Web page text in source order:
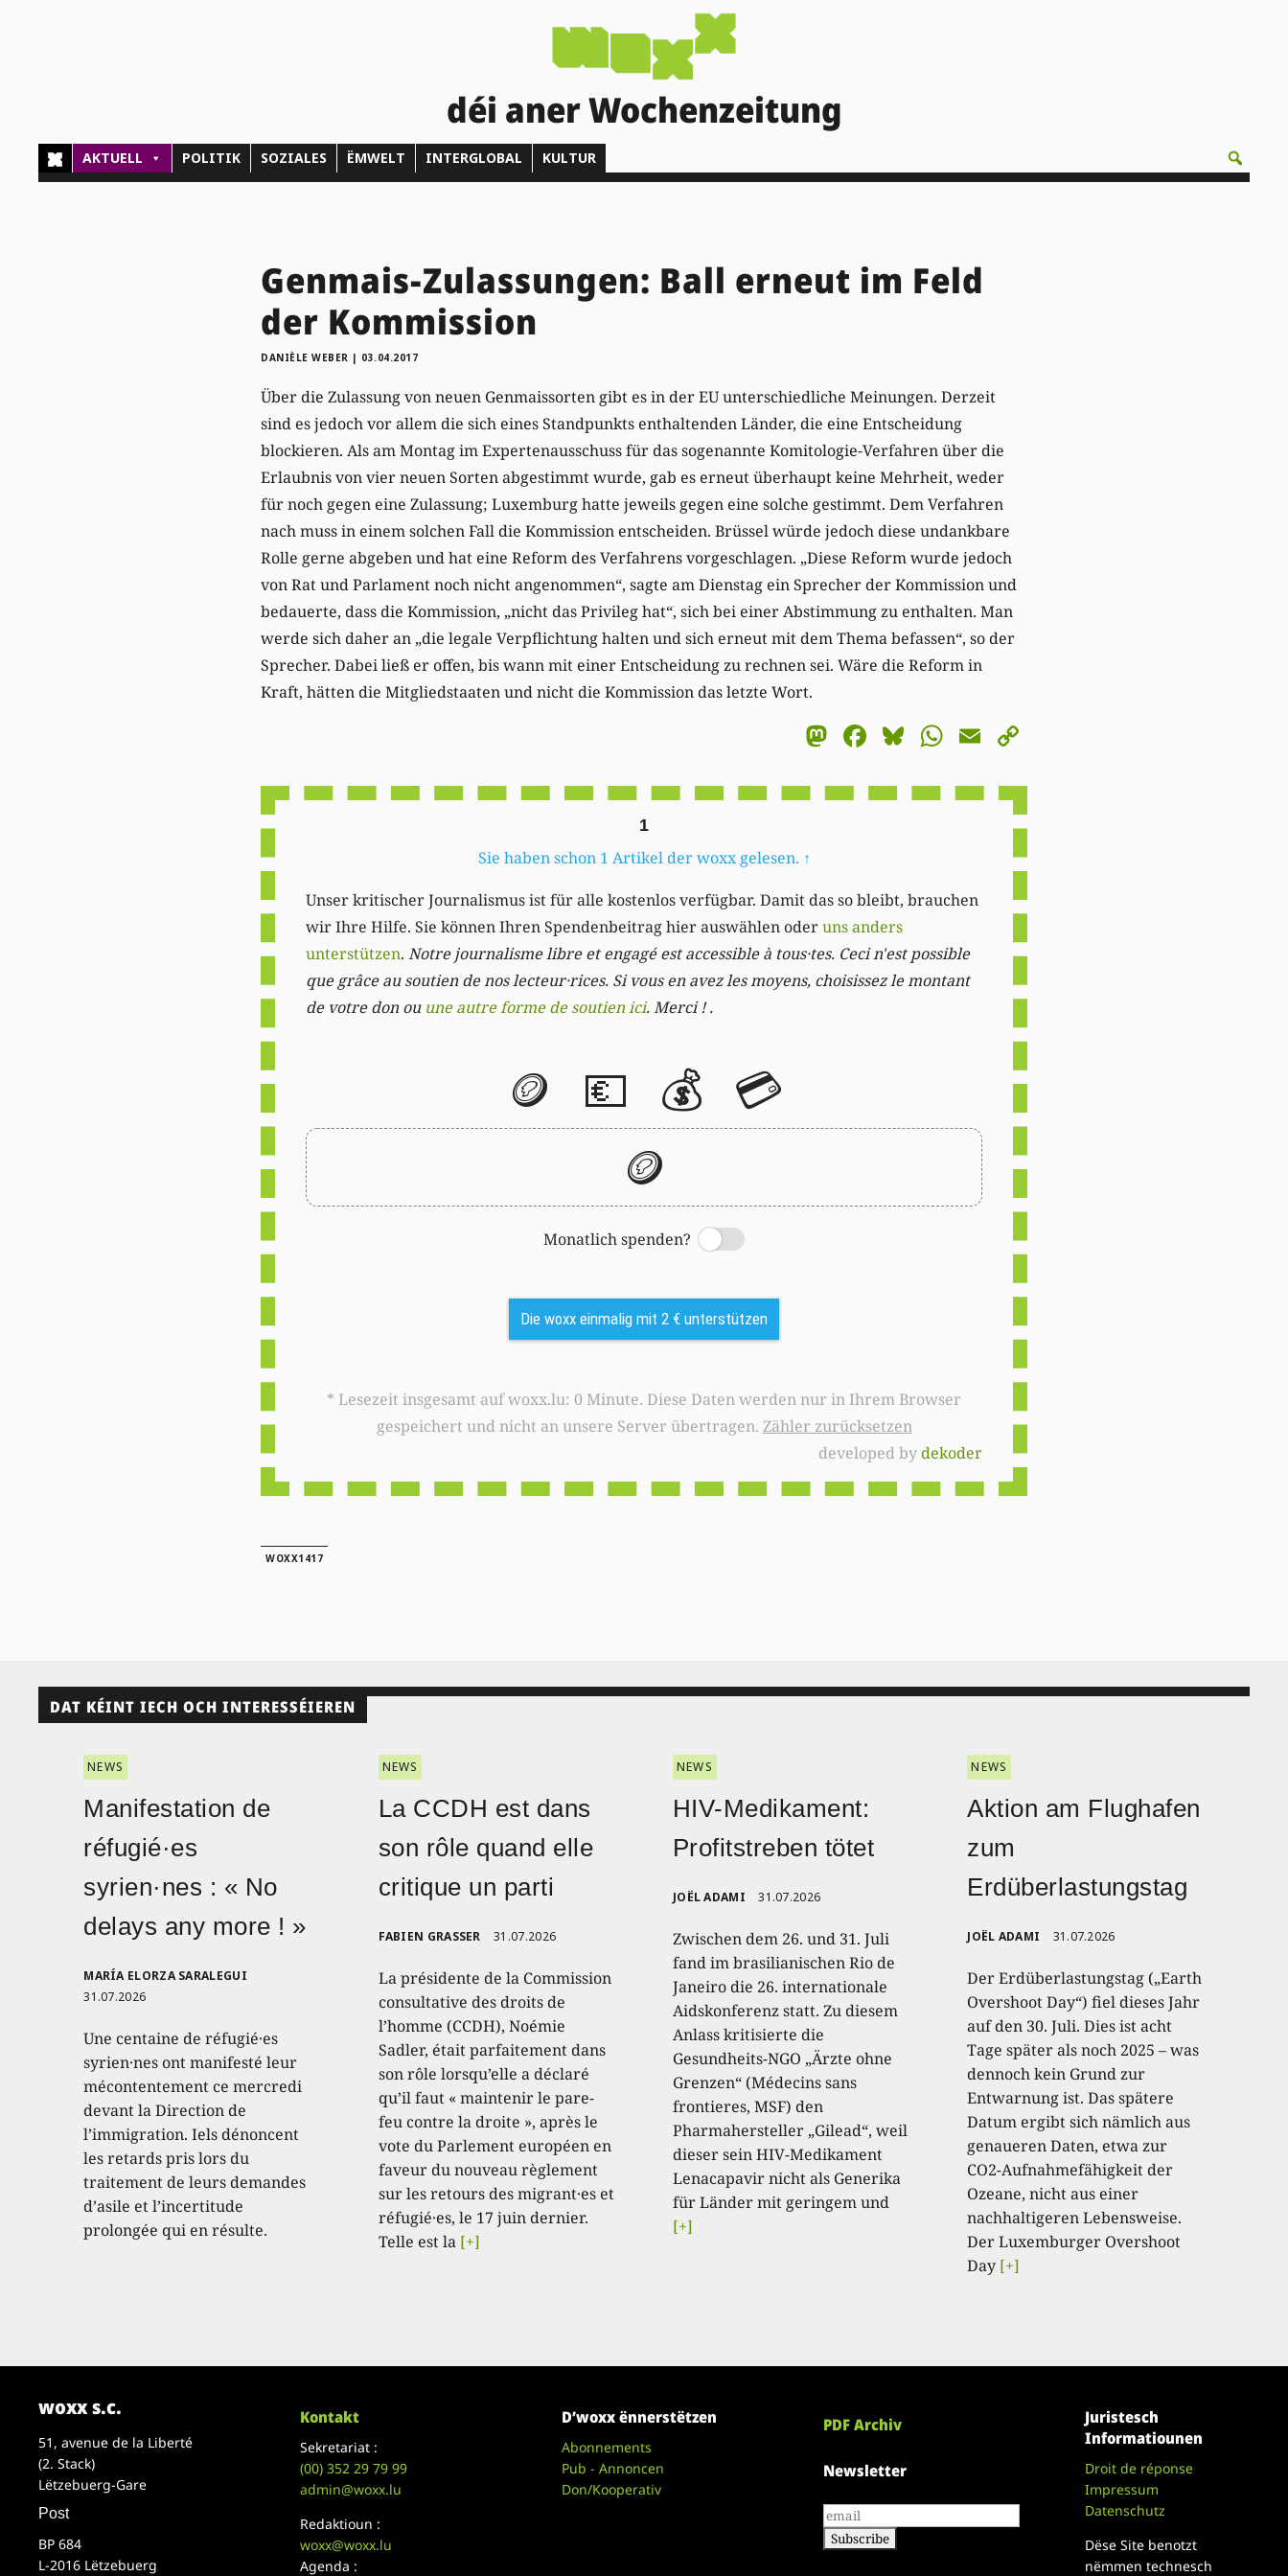
déi aner Wochenzeitung
AKTUELL POLITIK SOZIALES ËMWELT INTERGLOBAL KULTUR
Genmais-Zulassungen: Ball erneut im Feld
der Kommission
DANIÈLE WEBER | 03.04.2017
Über die Zulassung von neuen Genmaissorten gibt es in der EU unterschiedliche Meinungen. Derzeit
sind es jedoch vor allem die sich eines Standpunkts enthaltenden Länder, die eine Entscheidung
blockieren. Als am Montag im Expertenausschuss für das sogenannte Komitologie-Verfahren über die
Erlaubnis von vier neuen Sorten abgestimmt wurde, gab es erneut überhaupt keine Mehrheit, weder
für noch gegen eine Zulassung; Luxemburg hatte jeweils gegen eine solche gestimmt. Dem Verfahren
nach muss in einem solchen Fall die Kommission entscheiden. Brüssel würde jedoch diese undankbare
Rolle gerne abgeben und hat eine Reform des Verfahrens vorgeschlagen. „Diese Reform wurde jedoch
von Rat und Parlament noch nicht angenommen“, sagte am Dienstag ein Sprecher der Kommission und
bedauerte, dass die Kommission, „nicht das Privileg hat“, sich bei einer Abstimmung zu enthalten. Man
werde sich daher an „die legale Verpflichtung halten und sich erneut mit dem Thema befassen“, so der
Sprecher. Dabei ließ er offen, bis wann mit einer Entscheidung zu rechnen sei. Wäre die Reform in
Kraft, hätten die Mitgliedstaaten und nicht die Kommission das letzte Wort.
Mastodon
Facebook
Bluesky
WhatsApp
Email
1
Sie haben schon 1 Artikel der woxx gelesen. ↑
Unser kritischer Journalismus ist für alle kostenlos verfügbar. Damit das so bleibt, brauchen
wir Ihre Hilfe. Sie können Ihren Spendenbeitrag hier auswählen oderuns anders
unterstützen. Notre journalisme libre et engagé est accessible à tous·tes. Ceci n'est possible
que grâce au soutien de nos lecteur·rices. Si vous en avez les moyens, choisissez le montant
de votre don ou une autre forme de soutien ici. Merci ! .
🪙 💶 💰 💳
🪙
Monatlich spenden?
Switch
Die woxx einmalig mit 2 € unterstützen
* Lesezeit insgesamt auf woxx.lu: 0 Minute. Diese Daten werden nur in Ihrem Browser
gespeichert und nicht an unsere Server übertragen. Zähler zurücksetzen
developed bydekoder
WOXX1417
DAT KÉINT IECH OCH INTERESSÉIEREN
NEWS
Manifestation de
réfugié·es
syrien·nes : « No
delays any more ! »
MARÍA ELORZA SARALEGUI
31.07.2026
Une centaine de réfugié·es
syrien·nes ont manifesté leur
mécontentement ce mercredi
devant la Direction de
l’immigration. Iels dénoncent
les retards pris lors du
traitement de leurs demandes
d’asile et l’incertitude
prolongée qui en résulte.
NEWS
La CCDH est dans
son rôle quand elle
critique un parti
FABIEN GRASSER 31.07.2026
La présidente de la Commission
consultative des droits de
l’homme (CCDH), Noémie
Sadler, était parfaitement dans
son rôle lorsqu’elle a déclaré
qu’il faut « maintenir le pare-
feu contre la droite », après le
vote du Parlement européen en
faveur du nouveau règlement
sur les retours des migrant·es et
réfugié·es, le 17 juin dernier.
Telle est la [+]
NEWS
HIV-Medikament:
Profitstreben tötet
JOËL ADAMI 31.07.2026
Zwischen dem 26. und 31. Juli
fand im brasilianischen Rio de
Janeiro die 26. internationale
Aidskonferenz statt. Zu diesem
Anlass kritisierte die
Gesundheits-NGO „Ärzte ohne
Grenzen“ (Médecins sans
frontieres, MSF) den
Pharmahersteller „Gilead“, weil
dieser sein HIV-Medikament
Lenacapavir nicht als Generika
für Länder mit geringem und
[+]
NEWS
Aktion am Flughafen
zum
Erdüberlastungstag
JOËL ADAMI 31.07.2026
Der Erdüberlastungstag („Earth
Overshoot Day“) fiel dieses Jahr
auf den 30. Juli. Dies ist acht
Tage später als noch 2025 – was
dennoch kein Grund zur
Entwarnung ist. Das spätere
Datum ergibt sich nämlich aus
genaueren Daten, etwa zur
CO2-Aufnahmefähigkeit der
Ozeane, nicht aus einer
nachhaltigeren Lebensweise.
Der Luxemburger Overshoot
Day [+]
woxx s.c.
51, avenue de la Liberté
(2. Stack)
Lëtzebuerg-Gare
Post
BP 684
L-2016 Lëtzebuerg
Kontakt
Sekretariat :
(00)352 29 79 99
admin@woxx.lu
Redaktioun :
woxx@woxx.lu
Agenda :
D’woxx ënnerstëtzen
Abonnements
Pub - Annoncen
Don/Kooperativ
PDF Archiv
Newsletter
Juristesch
Informatiounen
Droit de réponse
Impressum
Datenschutz
Dëse Site benotzt
nëmmen technesch